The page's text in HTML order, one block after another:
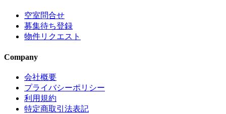
空室問合せ
募集待ち登録
物件リクエスト
Company
会社概要
プライバシーポリシー
利用規約
特定商取引法表記